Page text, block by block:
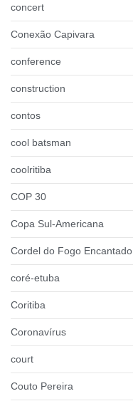
concert
Conexão Capivara
conference
construction
contos
cool batsman
coolritiba
COP 30
Copa Sul-Americana
Cordel do Fogo Encantado
coré-etuba
Coritiba
Coronavírus
court
Couto Pereira